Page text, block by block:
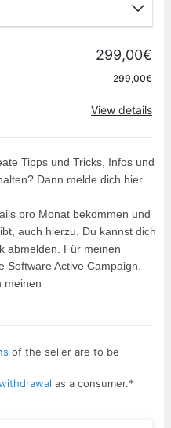
299,00€
299,00€
View details
Tipps und Tricks, Infos und
Dann melde dich hier
pro Monat bekommen und
auch hierzu. Du kannst dich
abmelden. Für meinen
Software Active Campaign.
meinen
of the seller are to be
as a consumer.*